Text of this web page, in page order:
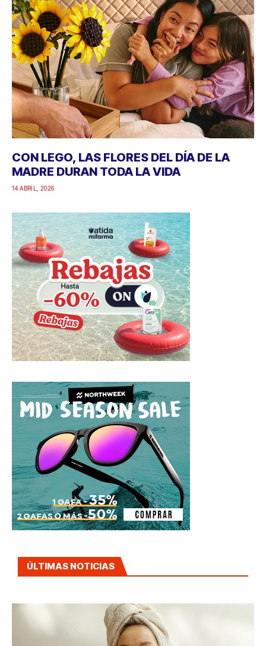
CON LEGO, LAS FLORES DEL DÍA DE LA
MADRE DURAN TODA LA VIDA
14 ABRIL, 2026
ÚLTIMAS NOTICIAS